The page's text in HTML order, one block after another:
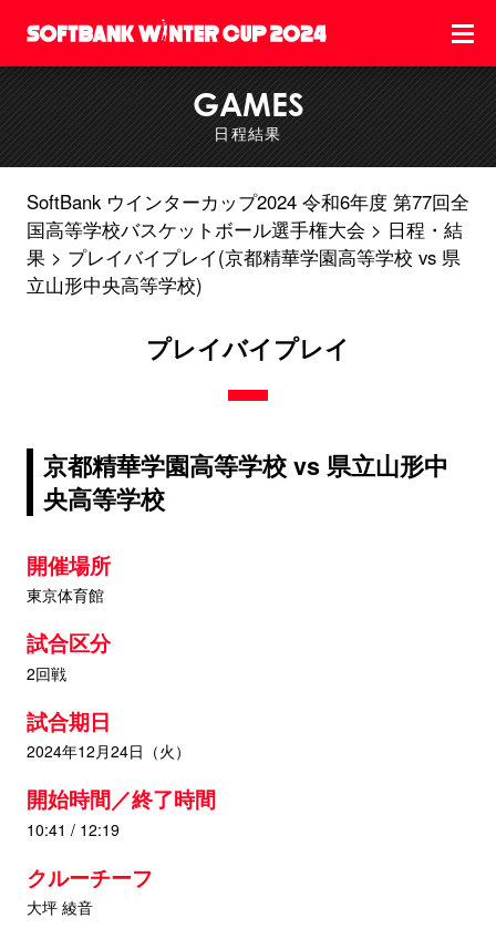
GAMES
日程結果
SoftBank ウインターカップ2024 令和6年度 第77回全
国高等学校バスケットボール選手権大会
日程・結
果
プレイバイプレイ(京都精華学園高等学校 vs 県
立山形中央高等学校)
プレイバイプレイ
京都精華学園高等学校 vs 県立山形中
央高等学校
開催場所
東京体育館
試合区分
2回戦
試合期日
2024年12月24日（火）
開始時間／終了時間
10:41 / 12:19
クルーチーフ
大坪 綾音